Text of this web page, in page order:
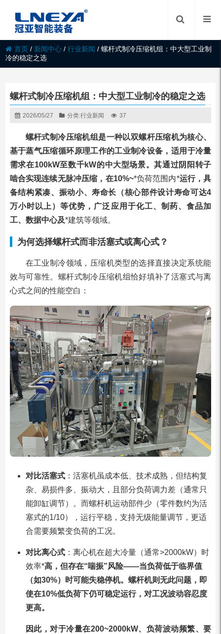
首页 / 新闻中心 /行业新闻 /螺杆式制冷压缩机组：中大型工业制
冷的稳定之选
螺杆式制冷压缩机组：中大型工业制冷的稳定之选
2026/05/27 分类:行业新闻 37
螺杆式制冷压缩机组是一种以双螺杆压缩机为核心、
基于蒸气压缩循环原理工作的工业制冷设备，适用于冷量
需求在100kW至数千kW的中大型场景。其通过阴阳转子
啮合实现连续无脉冲压缩，在10%~*负荷范围内*运行，具
备结构紧凑、振动小、寿命长（核心部件设计寿命可达4
万小时以上）等优势，广泛应用于化工、制药、食品加
工、数据中心及*建筑等领域。
为何选择螺杆式而非活塞式或离心式？
在工业制冷领域，压缩机类型的选择直接决定系统能
效与可靠性。螺杆式制冷压缩机组恰好填补了活塞式与离
心式之间的性能空白：
对比活塞式：活塞机虽成本低、技术成熟，但结构复
杂、易损件多、振动大，且部分负荷调力差（通常只
能卸缸调节）。而螺杆机运动部件少（零件数约为活
塞式的1/10），运行平稳，支持无级能量调节，更适
合需要频繁变负荷的工况。
对比离心式：离心机在超大冷量（通常>2000kW）时
效率*高，但存在“喘振”风险——当负荷低于临界值
（如30%）时可能失稳停机。螺杆机则无此问题，即
使在10%低负荷下仍可稳定运行，对工况波动容忍度
更高。
因此，对于冷量在200~2000kW、负荷波动频繁、要